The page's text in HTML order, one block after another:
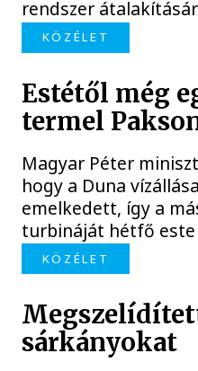
rendszer
KÖZÉLET
Estétől még
termel
Magyar Péter
hogy a Duna
emelkedett, így a
turbináját hétfő este
KÖZÉLET
sárkányokat